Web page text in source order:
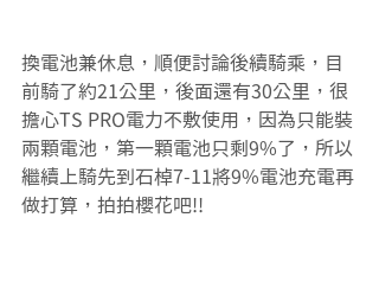
換電池兼休息，順便討論後續騎乘，目
前騎了約21公里，後面還有30公里，很
擔心TS PRO電力不敷使用，因為只能裝
兩顆電池，第一顆電池只剩9%了，所以
繼續上騎先到石棹7-11將9%電池充電再
做打算，拍拍櫻花吧!!